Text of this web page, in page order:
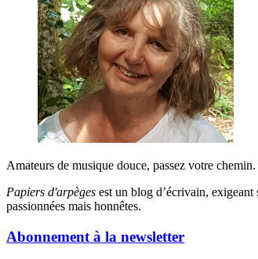
Amateurs de musique douce, passez votre chemin.
Papiers d'arpèges est un blog d’écrivain, exigeant
passionnées mais honnêtes.
Abonnement à la newsletter